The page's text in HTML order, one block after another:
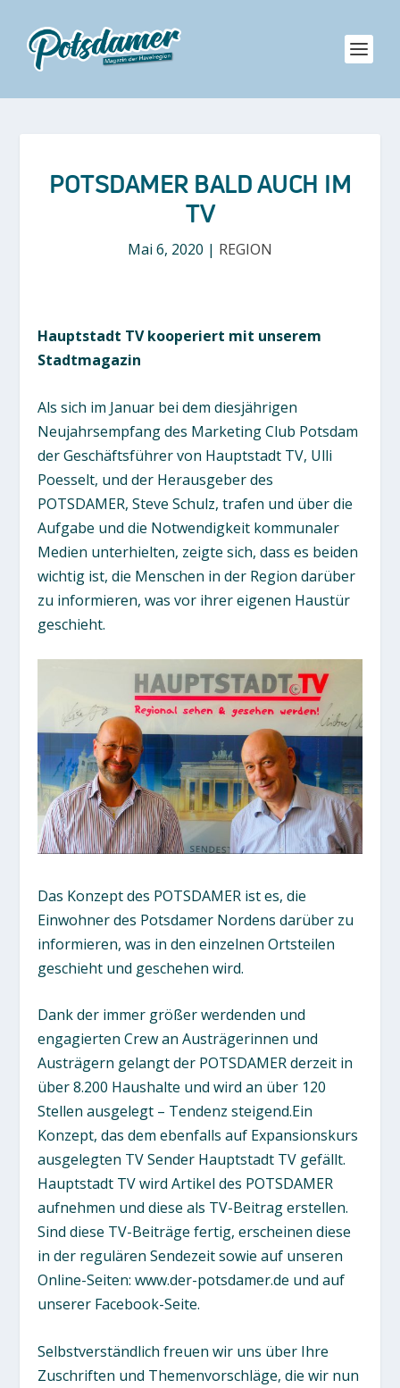
POTSDAMER BALD AUCH IM
TV
Mai 6, 2020 | REGION
Hauptstadt TV kooperiert mit unserem
Stadtmagazin
Als sich im Januar bei dem diesjährigen
Neujahrsempfang des Marketing Club Potsdam
der Geschäftsführer von Hauptstadt TV, Ulli
Poesselt, und der Herausgeber des
POTSDAMER, Steve Schulz, trafen und über die
Aufgabe und die Notwendigkeit kommunaler
Medien unterhielten, zeigte sich, dass es beiden
wichtig ist, die Menschen in der Region darüber
zu informieren, was vor ihrer eigenen Haustür
geschieht.
Das Konzept des POTSDAMER ist es, die
Einwohner des Potsdamer Nordens darüber zu
informieren, was in den einzelnen Ortsteilen
geschieht und geschehen wird.
Dank der immer größer werdenden und
engagierten Crew an Austrägerinnen und
Austrägern gelangt der POTSDAMER derzeit in
über 8.200 Haushalte und wird an über 120
Stellen ausgelegt – Tendenz steigend.Ein
Konzept, das dem ebenfalls auf Expansionskurs
ausgelegten TV Sender Hauptstadt TV gefällt.
Hauptstadt TV wird Artikel des POTSDAMER
aufnehmen und diese als TV-Beitrag erstellen.
Sind diese TV-Beiträge fertig, erscheinen diese
in der regulären Sendezeit sowie auf unseren
Online-Seiten: www.der-potsdamer.de und auf
unserer Facebook-Seite.
Selbstverständlich freuen wir uns über Ihre
Zuschriften und Themenvorschläge, die wir nun